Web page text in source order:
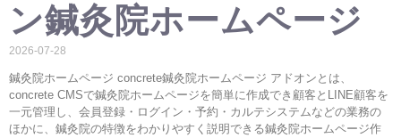
ン鍼灸院ホームページ
2026-07-28
鍼灸院ホームページ concrete鍼灸院ホームページ アドオンとは、
concrete CMSで鍼灸院ホームページを簡単に作成でき顧客とLINE顧客を
一元管理し、会員登録・ログイン・予約・カルテシステムなどの業務の
ほかに、鍼灸院の特徴をわかりやすく説明できる鍼灸院ホームページ作